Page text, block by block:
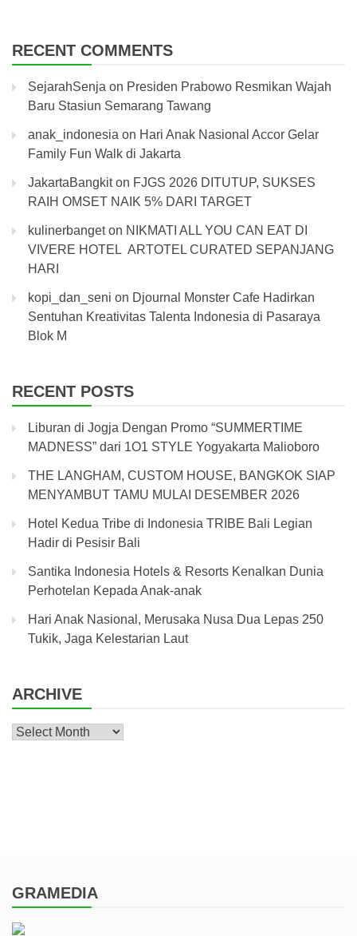
RECENT COMMENTS
SejarahSenja on Presiden Prabowo Resmikan Wajah
Baru Stasiun Semarang Tawang
anak_indonesia on Hari Anak Nasional Accor Gelar
Family Fun Walk di Jakarta
JakartaBangkiton FJGS 2026 DITUTUP, SUKSES
RAIH OMSET NAIK 5% DARI TARGET
kulinerbangeton NIKMATI ALL YOU CAN EAT DI
VIVERE HOTEL ARTOTEL CURATED SEPANJANG
HARI
kopi_dan_seni on Djournal Monster Cafe Hadirkan
Sentuhan Kreativitas Talenta Indonesia di Pasaraya
Blok M
RECENT POSTS
Liburan di Jogja Dengan Promo “SUMMERTIME
MADNESS” dari 1O1 STYLE Yogyakarta Malioboro
THE LANGHAM, CUSTOM HOUSE, BANGKOK SIAP
MENYAMBUT TAMU MULAI DESEMBER 2026
Hotel Kedua Tribe di Indonesia TRIBE Bali Legian
Hadir di Pesisir Bali
Santika Indonesia Hotels & Resorts Kenalkan Dunia
Perhotelan Kepada Anak-anak
Hari Anak Nasional, Merusaka Nusa Dua Lepas 250
Tukik, Jaga Kelestarian Laut
ARCHIVE
Archive
GRAMEDIA